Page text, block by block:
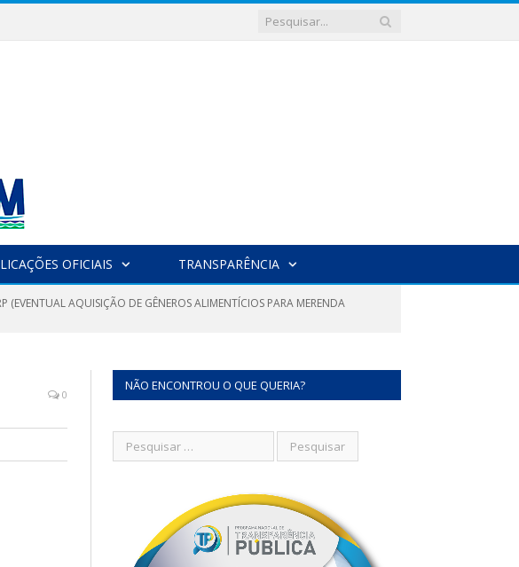
OFICIAIS TRANSPARÊNCIA
(EVENTUAL AQUISIÇÃO DE GÊNEROS ALIMENTÍCIOS PARA MERENDA
0
NÃO ENCONTROU O QUE QUERIA?